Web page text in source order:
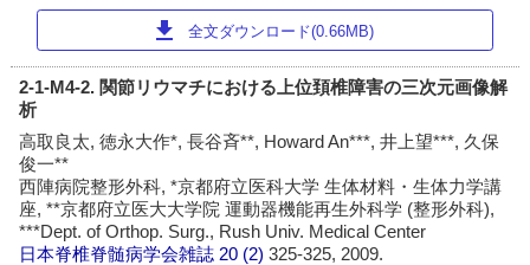
download 全文ダウンロード(0.66MB)
2-1-M4-2. 関節リウマチにおける上位頚椎障害の三次元画像解
析
高取良太, 徳永大作*, 長谷斉**, Howard An***, 井上望***, 久保
俊一**
西陣病院整形外科, *京都府立医科大学 生体材料・生体力学講
座, **京都府立医大大学院 運動器機能再生外科学 (整形外科),
***Dept. of Orthop. Surg., Rush Univ. Medical Center
日本脊椎脊髄病学会雑誌 20 (2)325-325, 2009.